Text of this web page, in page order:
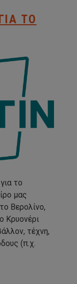
ΤΟ
το
μας
Βερολίνο,
Κρυονέρι
τέχνη,
(π.χ.